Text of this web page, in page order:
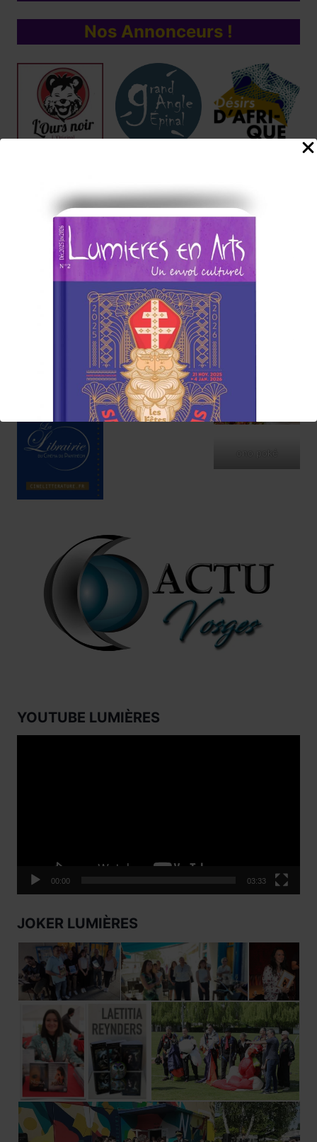
Réservez !
Nos Annonceurs !
ono poké
YOUTUBE LUMIÈRES
00:00 03:33
JOKER LUMIÈRES